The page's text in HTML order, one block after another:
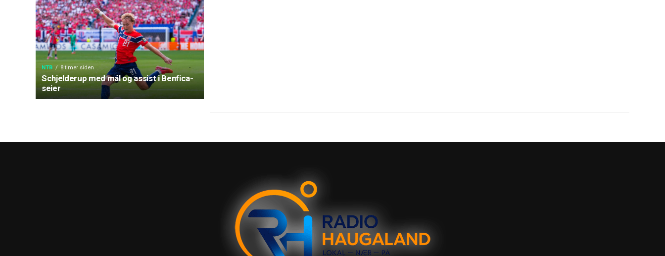
NTB 8 timer siden
Schjelderup med mål og assist i Benfica-
seier